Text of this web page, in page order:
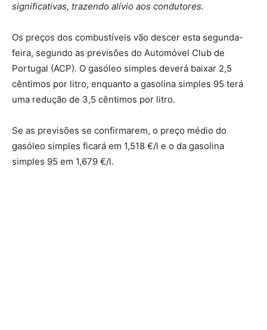
significativas, trazendo alívio aos condutores.
Os preços dos combustíveis vão descer esta segunda-
feira, segundo as previsões do Automóvel Club de
Portugal (ACP). O gasóleo simples deverá baixar 2,5
cêntimos por litro, enquanto a gasolina simples 95 terá
uma redução de 3,5 cêntimos por litro.
Se as previsões se confirmarem, o preço médio do
gasóleo simples ficará em 1,518 €/l e o da gasolina
simples 95 em 1,679 €/l.